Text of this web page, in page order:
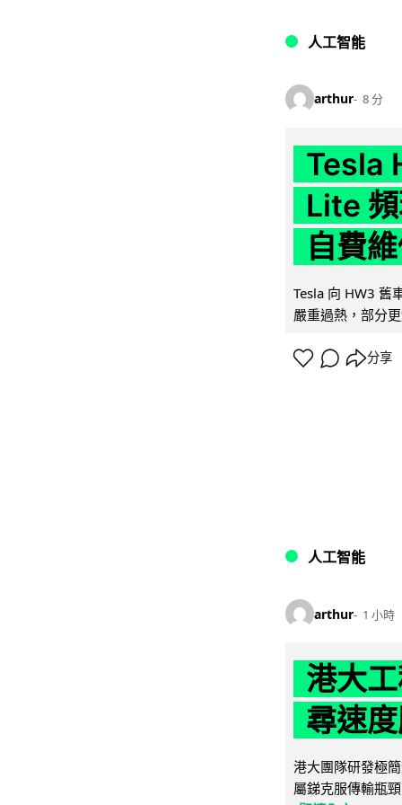
人工智能
arthur 8 分
Tesla
Lite
自費
Tesla 向 HW3 舊
嚴重過熱，部分
分享
人工智能
arthur 1 小時
港大
尋速
港大團隊研發極
屬銻克服傳輸瓶